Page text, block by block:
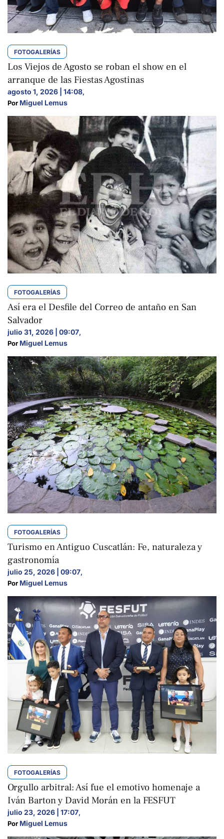
FOTOGALERÍAS
Los Viejos de Agosto se roban el show en el
arranque de las Fiestas Agostinas
agosto 1, 2026 | 14:08,
Por Miguel Lemus
FOTOGALERÍAS
Así era el Desfile del Correo de antaño en San
Salvador
julio 31, 2026 | 09:07,
Por Miguel Lemus
FOTOGALERÍAS
Turismo en Antiguo Cuscatlán: Fe, naturaleza y
gastronomía
julio 25, 2026 | 09:07,
Por Miguel Lemus
FOTOGALERÍAS
Orgullo arbitral: Así fue el emotivo homenaje a
Iván Barton y David Morán en la FESFUT
julio 23, 2026 | 17:07,
Por Miguel Lemus